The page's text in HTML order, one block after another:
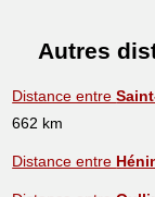
Autres
Distance entre
662 km
Distance entre